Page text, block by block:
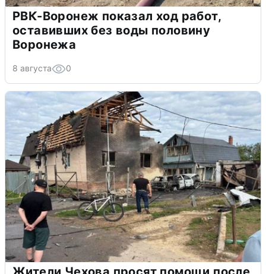
РВК-Воронеж показал ход работ,
оставивших без воды половину
Воронежа
8 августа 0